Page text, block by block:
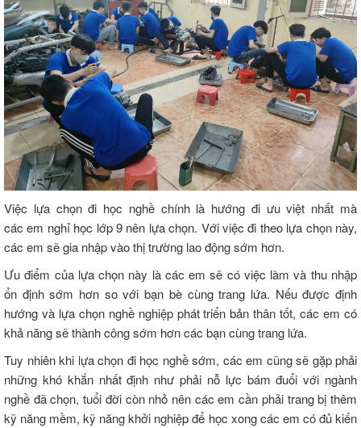
Việc lựa chọn đi học nghề chính là hướng đi ưu việt nhất mà
các em nghỉ học lớp 9 nên lựa chọn. Với việc đi theo lựa chọn này,
các em sẽ gia nhập vào thị trường lao động sớm hơn.
Ưu điểm của lựa chọn này là các em sẽ có việc làm và thu nhập
ổn định sớm hơn so với bạn bè cùng trang lứa. Nếu được định
hướng và lựa chọn nghề nghiệp phát triển bản thân tốt, các em có
khả năng sẽ thành công sớm hơn các bạn cùng trang lứa.
Tuy nhiên khi lựa chọn đi học nghề sớm, các em cũng sẽ gặp phải
những khó khắn nhất định như phải nỗ lực bám đuổi với ngành
nghề đã chọn, tuổi đời còn nhỏ nên các em cần phải trang bị thêm
kỹ năng mềm, kỹ năng khởi nghiệp để học xong các em có đủ kiến